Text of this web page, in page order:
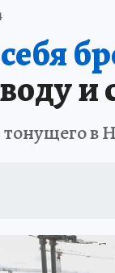
СТРОЙКА
и
тонущего